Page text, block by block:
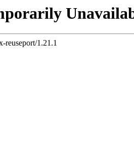
reuseport/1.21.1